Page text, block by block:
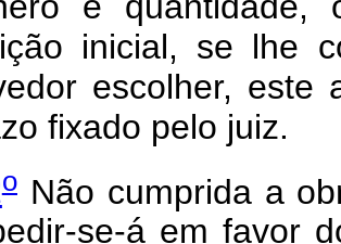
inicial, se lhe
escolher, este
fixado pelo juiz.
oNão cumprida a
se-á em favor